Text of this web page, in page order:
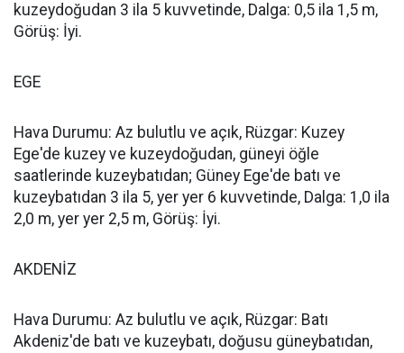
kuzeydoğudan 3 ila 5 kuvvetinde, Dalga: 0,5 ila 1,5 m,
Görüş: İyi.
EGE
Hava Durumu: Az bulutlu ve açık, Rüzgar: Kuzey
Ege'de kuzey ve kuzeydoğudan, güneyi öğle
saatlerinde kuzeybatıdan; Güney Ege'de batı ve
kuzeybatıdan 3 ila 5, yer yer 6 kuvvetinde, Dalga: 1,0 ila
2,0 m, yer yer 2,5 m, Görüş: İyi.
AKDENİZ
Hava Durumu: Az bulutlu ve açık, Rüzgar: Batı
Akdeniz'de batı ve kuzeybatı, doğusu güneybatıdan,